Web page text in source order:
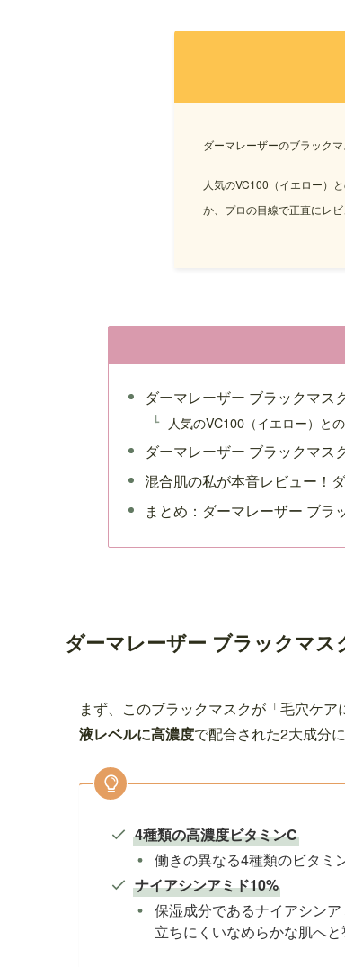
ダーマレーザーのブラック
人気のVC100（イエロー）
か、プロの目線で正直にレビ
ダーマレーザー ブラックマス
人気のVC100（イエロー）と
ダーマレーザー ブラックマス
混合肌の私が本音レビュー！
まとめ：ダーマレーザー ブラ
ダーマレーザー ブラックマス
まず、このブラックマスクが「毛穴ケ
液レベルに高濃度で配合された2大成分に
4種類の高濃度ビタミンC
働きの異なる4種類のビタミ
ナイアシンアミド10%
保湿成分であるナイアシン
立ちにくいなめらかな肌へと